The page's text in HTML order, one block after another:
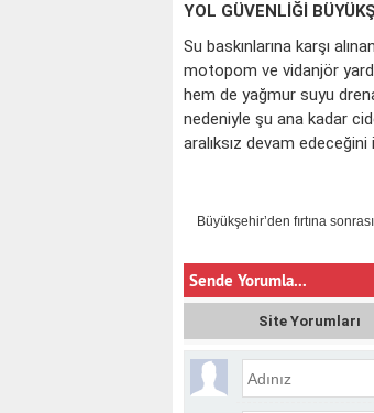
YOL GÜVENLİĞİ
Su baskınlarına karşı
motopom ve vidanjör
hem de yağmur suyu
nedeniyle şu ana kadar
aralıksız devam
Büyükşehir’den fırtına
Sende Yorumla...
Site Yorumları